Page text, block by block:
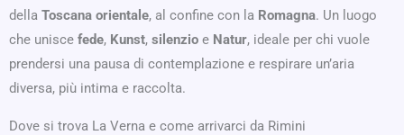
della Toscana orientale, al confine con la Romagna. Un luogo
che unisce fede, Kunst, silenzio e Natur, ideale per chi vuole
prendersi una pausa di contemplazione e respirare un’aria
diversa, più intima e raccolta.
Dove si trova La Verna e come arrivarci da Rimini